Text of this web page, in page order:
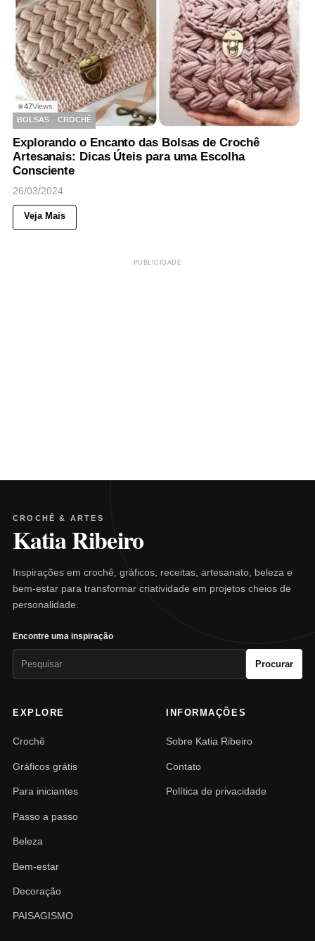
◉47Views
BOLSAS
CROCHÊ
Explorando o Encanto das Bolsas de Crochê
Artesanais: Dicas Úteis para uma Escolha
Consciente
26/03/2024
Veja Mais
PUBLICIDADE
CROCHÊ & ARTES
Katia Ribeiro
Inspirações em crochê, gráficos, receitas, artesanato, beleza e
bem-estar para transformar criatividade em projetos cheios de
personalidade.
Encontre uma inspiração
Procurar
EXPLORE
Crochê
Gráficos grátis
Para iniciantes
Passo a passo
Beleza
Bem-estar
Decoração
PAISAGISMO
INFORMAÇÕES
Sobre Katia Ribeiro
Contato
Política de privacidade